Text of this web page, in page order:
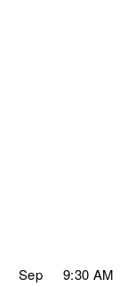
Sep
9:30 AM